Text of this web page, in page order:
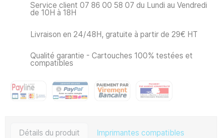
Service client 07 86 00 58 07 du Lundi au Vendredi
de 10H à 18H
Livraison en 24/48H, gratuite à partir de 29€ HT
Qualité garantie - Cartouches 100% testées et
compatibles
Détails du produit Imprimantes compatibles